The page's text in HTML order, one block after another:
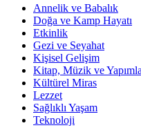
Annelik ve Babalık
Doğa ve Kamp Hayatı
Etkinlik
Gezi ve Seyahat
Kişisel Gelişim
Kitap, Müzik ve
Kültürel Miras
Lezzet
Sağlıklı Yaşam
Teknoloji